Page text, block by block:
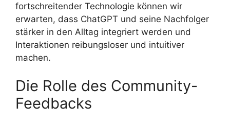
fortschreitender Technologie können wir
erwarten, dass ChatGPT und seine Nachfolger
stärker in den Alltag integriert werden und
Interaktionen reibungsloser und intuitiver
machen.
Die Rolle des Community-
Feedbacks